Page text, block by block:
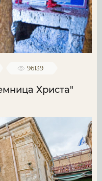
96139
Христа"